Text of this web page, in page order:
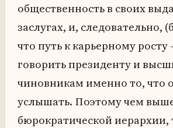
общественность в своих
заслугах, и, следовательно,
что путь к карьерному росту
говорить президенту и
чиновникам именно то, что
услышать. Поэтому чем
бюрократической